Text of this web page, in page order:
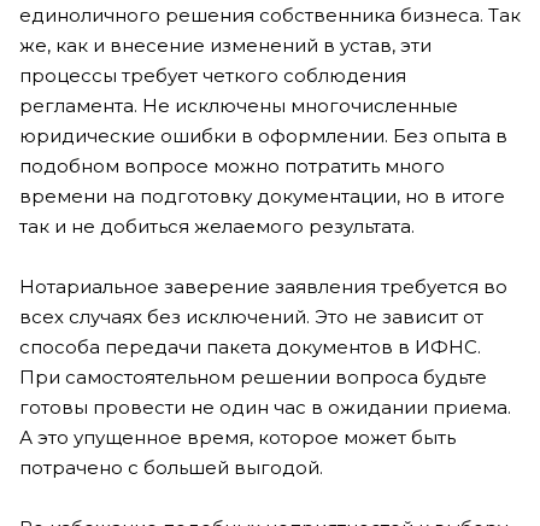
единоличного решения собственника бизнеса. Так
же, как и внесение изменений в устав, эти
процессы требует четкого соблюдения
регламента. Не исключены многочисленные
юридические ошибки в оформлении. Без опыта в
подобном вопросе можно потратить много
времени на подготовку документации, но в итоге
так и не добиться желаемого результата.
Нотариальное заверение заявления требуется во
всех случаях без исключений. Это не зависит от
способа передачи пакета документов в ИФНС.
При самостоятельном решении вопроса будьте
готовы провести не один час в ожидании приема.
А это упущенное время, которое может быть
потрачено с большей выгодой.